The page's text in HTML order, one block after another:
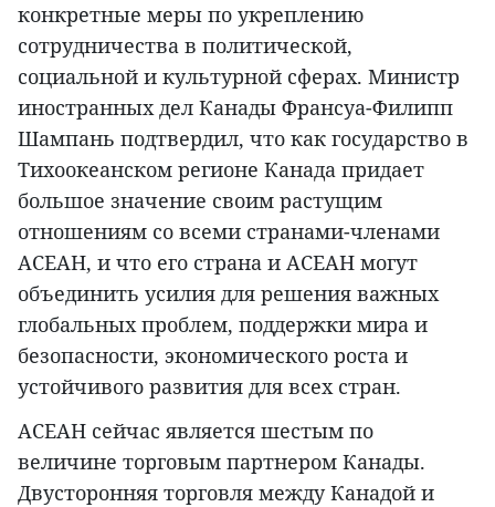
конкретные меры по укреплению
сотрудничества в политической,
социальной и культурной сферах. Министр
иностранных дел Канады Франсуа-Филипп
Шампань подтвердил, что как государство в
Тихоокеанском регионе Канада придает
большое значение своим растущим
отношениям со всеми странами-членами
АСЕАН, и что его страна и АСЕАН могут
объединить усилия для решения важных
глобальных проблем, поддержки мира и
безопасности, экономического роста и
устойчивого развития для всех стран.
АСЕАН сейчас является шестым по
величине торговым партнером Канады.
Двусторонняя торговля между Канадой и